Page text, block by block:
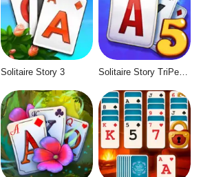
Solitaire Story 3 Solitaire Story TriPeaks 5